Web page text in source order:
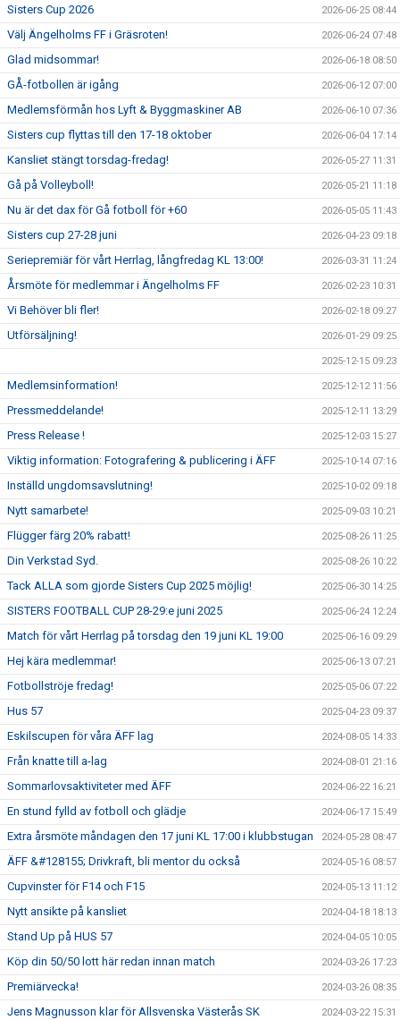
Sisters Cup 2026 2026-06-25 08:44
Välj Ängelholms FF i Gräsroten! 2026-06-24 07:48
Glad midsommar! 2026-06-18 08:50
GÅ-fotbollen är igång 2026-06-12 07:00
Medlemsförmån hos Lyft & Byggmaskiner AB 2026-06-10 07:36
Sisters cup flyttas till den 17-18 oktober 2026-06-04 17:14
Kansliet stängt torsdag-fredag! 2026-05-27 11:31
Gå på Volleyboll! 2026-05-21 11:18
Nu är det dax för Gå fotboll för +60 2026-05-05 11:43
Sisters cup 27-28 juni 2026-04-23 09:18
Seriepremiär för vårt Herrlag, långfredag KL 13:00! 2026-03-31 11:24
Årsmöte för medlemmar i Ängelholms FF 2026-02-23 10:31
Vi Behöver bli fler! 2026-02-18 09:27
Utförsäljning! 2026-01-29 09:25
2025-12-15 09:23
Medlemsinformation! 2025-12-12 11:56
Pressmeddelande! 2025-12-11 13:29
Press Release ! 2025-12-03 15:27
Viktig information: Fotografering & publicering i ÄFF 2025-10-14 07:16
Inställd ungdomsavslutning! 2025-10-02 09:18
Nytt samarbete! 2025-09-03 10:21
Flügger färg 20% rabatt! 2025-08-26 11:25
Din Verkstad Syd. 2025-08-26 10:22
Tack ALLA som gjorde Sisters Cup 2025 möjlig! 2025-06-30 14:25
SISTERS FOOTBALL CUP 28-29:e juni 2025 2025-06-24 12:24
Match för vårt Herrlag på torsdag den 19 juni KL 19:00 2025-06-16 09:29
Hej kära medlemmar! 2025-06-13 07:21
Fotbollströje fredag! 2025-05-06 07:22
Hus 57 2025-04-23 09:37
Eskilscupen för våra ÄFF lag 2024-08-05 14:33
Från knatte till a-lag 2024-08-01 21:16
Sommarlovsaktiviteter med ÄFF 2024-06-22 16:21
En stund fylld av fotboll och glädje 2024-06-17 15:49
Extra årsmöte måndagen den 17 juni KL 17:00 i klubbstugan 2024-05-28 08:47
ÄFF &#128155; Drivkraft, bli mentor du också 2024-05-16 08:57
Cupvinster för F14 och F15 2024-05-13 11:12
Nytt ansikte på kansliet 2024-04-18 18:13
Stand Up på HUS 57 2024-04-05 10:05
Köp din 50/50 lott här redan innan match 2024-03-26 17:23
Premiärvecka! 2024-03-26 08:35
Jens Magnusson klar för Allsvenska Västerås SK 2024-03-22 15:31